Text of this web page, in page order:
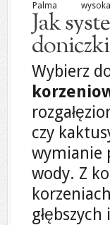
Palma
Jak
Wybierz
czy
wymianie
wody. Z